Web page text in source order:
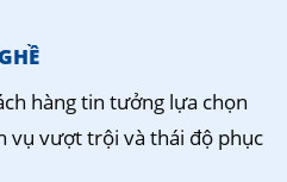
hàng tin tưởng lựa chọn
vụ vượt trội và thái độ phục